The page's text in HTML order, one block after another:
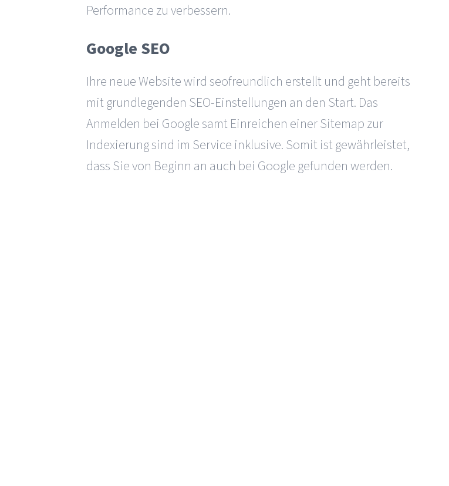
Performance zu verbessern.
Google SEO
Ihre neue Website wird seofreundlich erstellt und geht bereits
mit grundlegenden SEO-Einstellungen an den Start. Das
Anmelden bei Google samt Einreichen einer Sitemap zur
Indexierung sind im Service inklusive. Somit ist gewährleistet,
dass Sie von Beginn an auch bei Google gefunden werden.